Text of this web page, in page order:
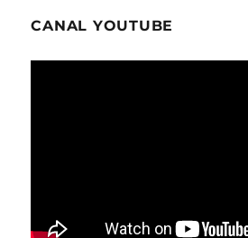
CANAL YOUTUBE